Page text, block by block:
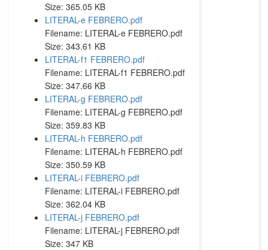
Size: 365.05 KB
LITERAL-e FEBRERO.pdf
Filename: LITERAL-e FEBRERO.pdf
Size: 343.61 KB
LITERAL-f1 FEBRERO.pdf
Filename: LITERAL-f1 FEBRERO.pdf
Size: 347.66 KB
LITERAL-g FEBRERO.pdf
Filename: LITERAL-g FEBRERO.pdf
Size: 359.83 KB
LITERAL-h FEBRERO.pdf
Filename: LITERAL-h FEBRERO.pdf
Size: 350.59 KB
LITERAL-i FEBRERO.pdf
Filename: LITERAL-i FEBRERO.pdf
Size: 362.04 KB
LITERAL-j FEBRERO.pdf
Filename: LITERAL-j FEBRERO.pdf
Size: 347 KB